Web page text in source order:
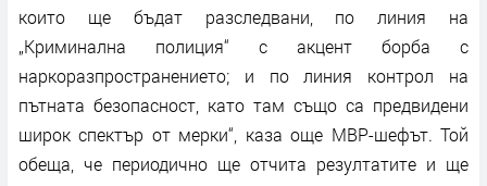
които ще бъдат разследвани, по линия на
„Криминална полиция“ с акцент борба с
наркоразпространението; и по линия контрол на
пътната безопасност, като там също са предвидени
широк спектър от мерки“, каза още МВР-шефът. Той
обеща, че периодично ще отчита резултатите и ще